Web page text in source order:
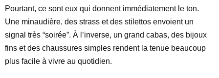
Pourtant, ce sont eux qui donnent immédiatement le ton.
Une minaudière, des strass et des stilettos envoient un
signal très “soirée”. À l’inverse, un grand cabas, des bijoux
fins et des chaussures simples rendent la tenue beaucoup
plus facile à vivre au quotidien.